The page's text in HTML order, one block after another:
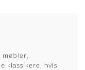
møbler,
klassikere, hvis